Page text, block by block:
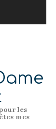
les
mes